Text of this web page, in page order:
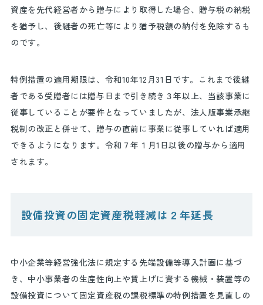
資産を先代経営者から贈与により取得した場合、贈与税の納税
を猶予し、後継者の死亡等により猶予税額の納付を免除するも
のです。
特例措置の適用期限は、令和10年12 月31 日です。これまで後継
者である受贈者には贈与日まで引き続き３年以上、当該事業に
従事していることが要件となっていましたが、法人版事業承継
税制の改正と併せて、贈与の直前に事業に従事していれば適用
できるようになります。令和７年１月1 日以後の贈与から適用
されます。
設備投資の固定資産税軽減は２年延長
中小企業等経営強化法に規定する先端設備等導入計画に基づ
き、中小事業者の生産性向上や賃上げに資する機械・装置等の
設備投資について固定資産税の課税標準の特例措置を見直しの